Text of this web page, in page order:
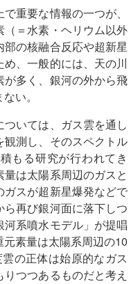
重要な情報の一つが、
（＝水素・ヘリウム以外
の核融合反応や超新星
、一般的には、天の川
多く、銀河の外から飛
い。
いては、ガス雲を通し
測し、そのスペクトル
もる研究が行われてき
は太陽系周辺のガスと
スが超新星爆発などで
再び銀河面に落下しつ
系噴水モデル」が提唱
素量は太陽系周辺の10
の正体は始原的なガス
つつあるものだと考え